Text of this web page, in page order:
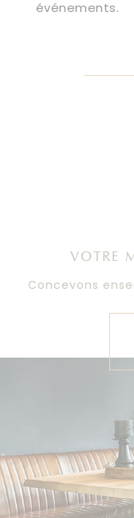
événements.
VOTRE
Concevons